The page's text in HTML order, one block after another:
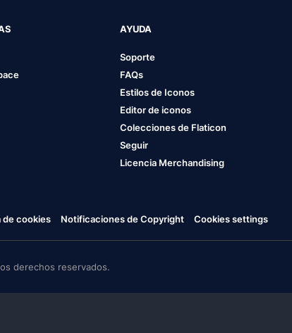
AYUDA
Soporte
FAQs
Estilos de Iconos
Editor de iconos
Colecciones de Flaticon
Seguir
Licencia Merchandising
de cookies Notificaciones de Copyright Cookies settings
derechos reservados.